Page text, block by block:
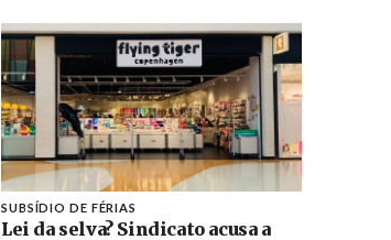
SUBSÍDIO DE FÉRIAS
Lei da selva? Sindicato acusa a